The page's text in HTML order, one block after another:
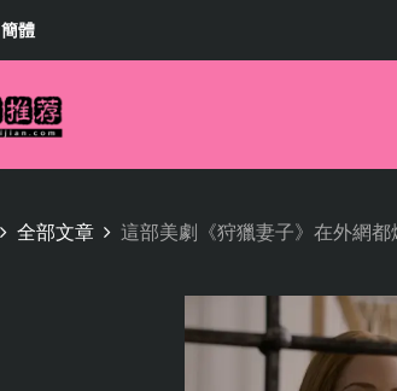
簡體
全部文章 這部美劇《狩獵妻子》在外網都